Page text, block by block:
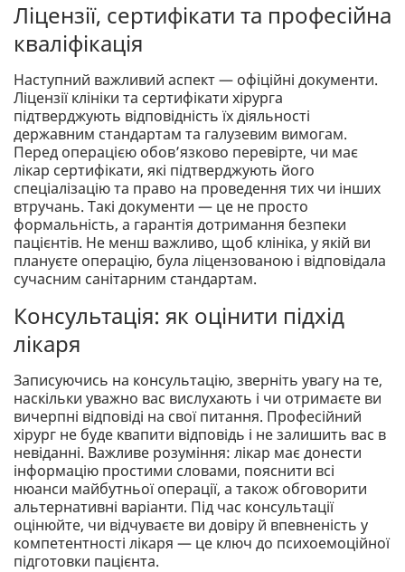
Ліцензії, сертифікати та професійна
кваліфікація
Наступний важливий аспект — офіційні документи.
Ліцензії клініки та сертифікати хірурга
підтверджують відповідність їх діяльності
державним стандартам та галузевим вимогам.
Перед операцією обов’язково перевірте, чи має
лікар сертифікати, які підтверджують його
спеціалізацію та право на проведення тих чи інших
втручань. Такі документи — це не просто
формальність, а гарантія дотримання безпеки
пацієнтів. Не менш важливо, щоб клініка, у якій ви
плануєте операцію, була ліцензованою і відповідала
сучасним санітарним стандартам.
Консультація: як оцінити підхід
лікаря
Записуючись на консультацію, зверніть увагу на те,
наскільки уважно вас вислухають і чи отримаєте ви
вичерпні відповіді на свої питання. Професійний
хірург не буде квапити відповідь і не залишить вас в
невіданні. Важливе розуміння: лікар має донести
інформацію простими словами, пояснити всі
нюанси майбутньої операції, а також обговорити
альтернативні варіанти. Під час консультації
оцінюйте, чи відчуваєте ви довіру й впевненість у
компетентності лікаря — це ключ до психоемоційної
підготовки пацієнта.